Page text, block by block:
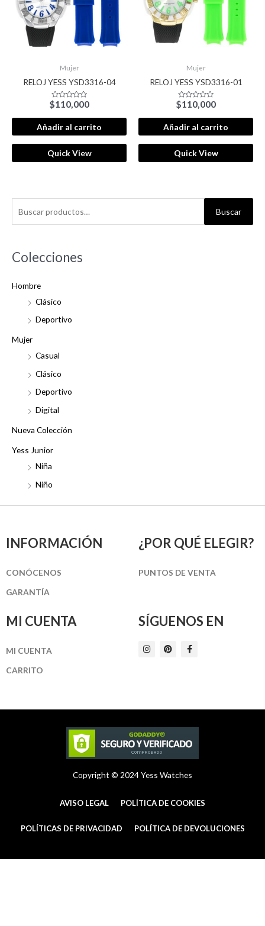
c
r
Buscar
Colecciones
Hombre
Clásico
Deportivo
Mujer
Casual
Clásico
Deportivo
Digital
Nueva Colección
Yess Junior
Niña
Niño
Mujer
RELOJ YESS YSD3316-04
Valorado
con
0
de
5
$110,000
Añadir al carrito
Quick View
Mujer
RELOJ YESS YSD3316-01
Valorado
con
0
de
5
$110,000
Añadir al carrito
Quick View
INFORMACIÓN
CONÓCENOS
GARANTÍA
¿POR QUÉ ELEGIR?
PUNTOS DE VENTA
MI CUENTA
MI CUENTA
CARRITO
SÍGUENOS EN
I
n
m
P
i
t
F
a
-
Copyright © 2024 Yess Watches
AVISO LEGAL POLÍTICA DE COOKIES
POLÍTICAS DE PRIVACIDAD POLÍTICA DE DEVOLUCIONES